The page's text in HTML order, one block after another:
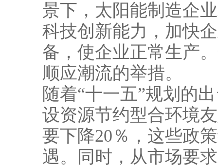
景下，太阳能制造企
科技创新能力，加快
备，使企业正常生产
顺应潮流的举措。
随着“十一五”规划的
设资源节约型合环境
要下降20％，这些政
遇。同时，从市场要